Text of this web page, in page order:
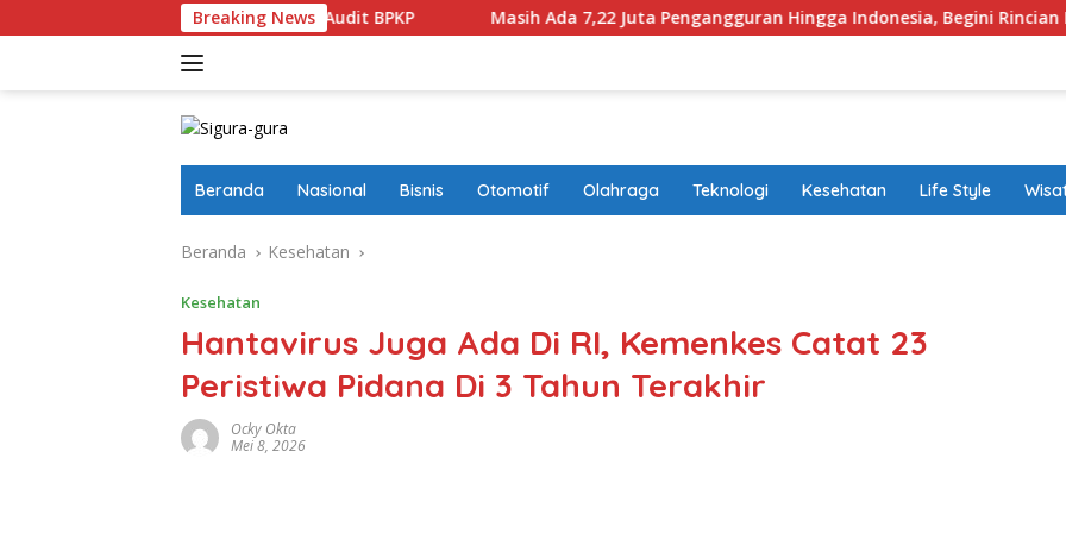
ke
Breaking News
Terdakwa Berbasis Audit BPKP Masih Ada 7,22 Juta Pengangguran Hingga Indonesia, Begini Rincian Laporan BPS
Beranda Nasional Bisnis Otomotif Olahraga Teknologi Kesehatan Life Style
Beranda Kesehatan
Kesehatan
Hantavirus Juga Ada Di RI, Kemenkes Catat 23
Peristiwa Pidana Di 3 Tahun Terakhir
Ocky Okta
Mei 8, 2026